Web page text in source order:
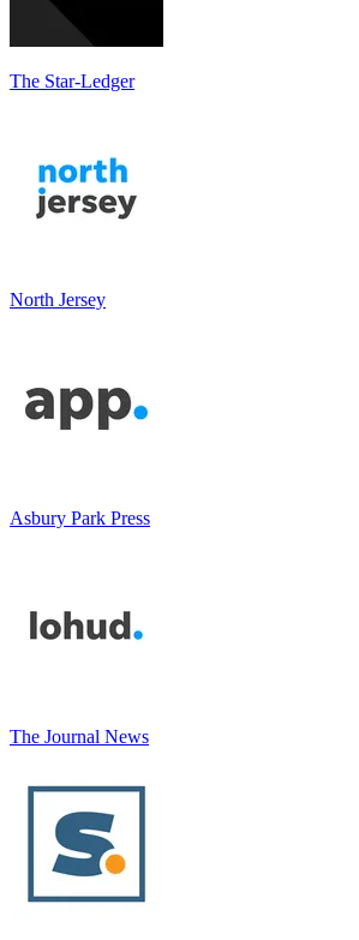
The Star-Ledger
North Jersey
Asbury Park Press
The Journal News